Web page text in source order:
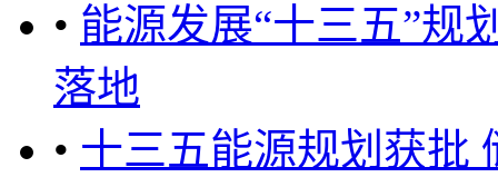
• 能源发展“十三五”规
落地
• 十三五能源规划获批